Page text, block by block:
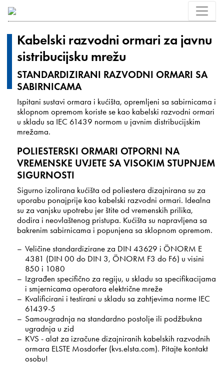
Kabelski razvodni ormari za javnu
sistribucijsku mrežu
STANDARDIZIRANI RAZVODNI ORMARI SA
SABIRNICAMA
Ispitani sustavi ormara i kućišta, opremljeni sa sabirnicama i
sklopnom opremom koriste se kao kabelski razvodni ormari
u skladu sa IEC 61439 normom u javnim distribucijskim
mrežama.
POLIESTERSKI ORMARI OTPORNI NA
VREMENSKE UVJETE SA VISOKIM STUPNJEM
SIGURNOSTI
Sigurno izolirana kućišta od poliestera dizajnirana su za
uporabu ponajprije kao kabelski razvodni ormari. Idealna
su za vanjsku upotrebu jer štite od vremenskih prilika,
dodira i neovlaštenog pristupa. Kućišta su napravljena sa
bakrenim sabirnicama i popunjena sa sklopnom opremom.
Veličine standardizirane za DIN 43629 i ÖNORM E
4381 (DIN 00 do DIN 3, ÖNORM F3 do F6) u visini
850 i 1080
Izgrađen specifično za regiju, u skladu sa specifikacijama
i smjernicama operatora električne mreže
Kvalificirani i testirani u skladu sa zahtjevima norme IEC
61439-5
Samougradnja na standardno postolje ili podžbukna
ugradnja u zid
KVS - alat za izračune dizajniranih kabelskih razvodnih
ormara ELSTE Mosdorfer (kvs.elsta.com). Pitajte kontakt
osobu!